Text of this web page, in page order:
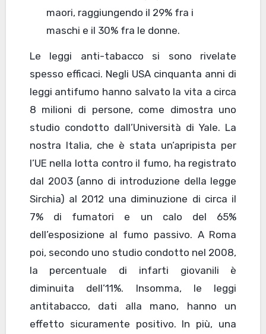
maori, raggiungendo il 29% fra i
maschi e il 30% fra le donne.
Le leggi anti-tabacco si sono rivelate
spesso efficaci. Negli USA cinquanta anni di
leggi antifumo hanno salvato la vita a circa
8 milioni di persone, come dimostra uno
studio condotto dall’Università di Yale. La
nostra Italia, che è stata un’apripista per
l’UE nella lotta contro il fumo, ha registrato
dal 2003 (anno di introduzione della legge
Sirchia) al 2012 una diminuzione di circa il
7% di fumatori e un calo del 65%
dell’esposizione al fumo passivo. A Roma
poi, secondo uno studio condotto nel 2008,
la percentuale di infarti giovanili è
diminuita dell’11%. Insomma, le leggi
antitabacco, dati alla mano, hanno un
effetto sicuramente positivo. In più, una